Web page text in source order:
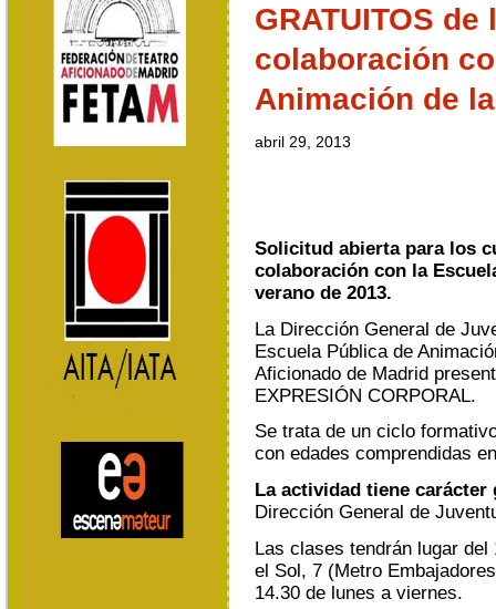
GRATUITOS de
colaboración
Animación de
abril 29, 2013
Solicitud abierta para los
colaboración con la
verano de 2013.
La Dirección General de
Escuela Pública de
Aficionado de Madrid
EXPRESIÓN CORPORAL.
Se trata de un ciclo
con edades comprendidas
La actividad tiene carácter
Dirección General de
Las clases tendrán lugar
el Sol, 7 (Metro
14.30 de lunes a viernes.